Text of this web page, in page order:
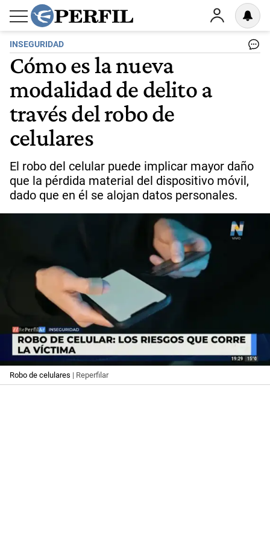
INSEGURIDAD
Cómo es la nueva
modalidad de delito a
través del robo de
celulares
El robo del celular puede implicar mayor daño
que la pérdida material del dispositivo móvil,
dado que en él se alojan datos personales.
Robo de celulares | Reperfilar